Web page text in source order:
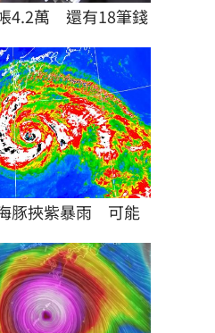
4.2萬　還有18筆錢
豚挾紫暴雨　可能